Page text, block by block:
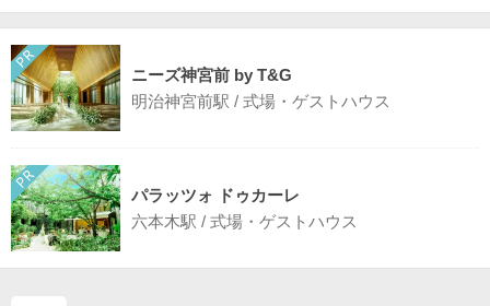
ニーズ神宮前 by T&G
明治神宮前駅 / 式場・ゲストハウス
パラッツォ ドゥカーレ
六本木駅 / 式場・ゲストハウス